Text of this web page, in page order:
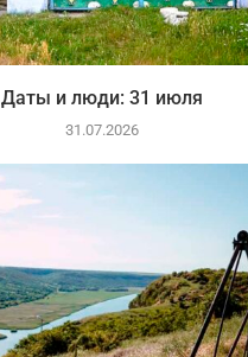
Даты и люди: 31 июля
31.07.2026